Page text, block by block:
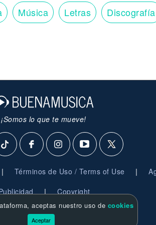
Música Letras Discografía
¡Somos lo que te mueve!
| Términos de Uso / Terms of Use |
| Copyright
- Derechos Reservados
aceptas nuestro uso de cookies
Aceptar